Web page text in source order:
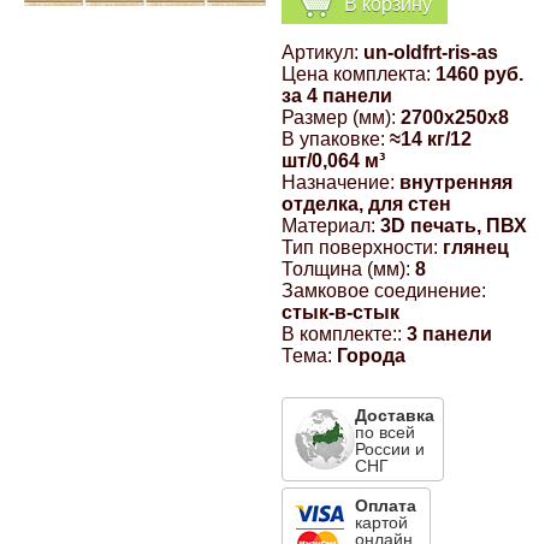
Артикул: un-oldfrt-ris-as
Цена комплекта: 1460 руб.
за 4 панели
Размер (мм): 2700x250x8
В упаковке: ≈14 кг/12
шт/0,064 м³
Назначение: внутренняя
отделка, для стен
Материал: 3D печать, ПВХ
Тип поверхности: глянец
Толщина (мм): 8
Замковое соединение:
стык-в-стык
В комплекте:: 3 панели
Тема: Города
Доставка
по всей
России и
СНГ
Оплата
картой
онлайн
Компрессионные фитинги Poliext
Эмали универсальные акриловые
Магнитные панели на холодильник